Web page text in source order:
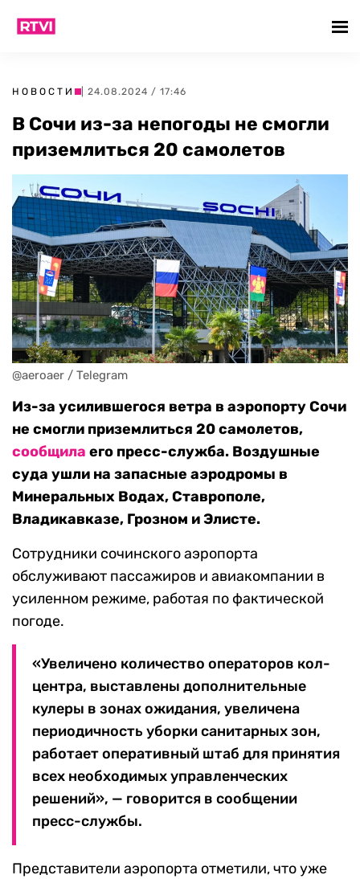
НОВОСТИ | 24.08.2024 / 17:46
В Сочи из-за непогоды не смогли
приземлиться 20 самолетов
@aeroaer / Telegram
Из-за усилившегося ветра в аэропорту Сочи
не смогли приземлиться 20 самолетов,
сообщила его пресс-служба. Воздушные
суда ушли на запасные аэродромы в
Минеральных Водах, Ставрополе,
Владикавказе, Грозном и Элисте.
Сотрудники сочинского аэропорта
обслуживают пассажиров и авиакомпании в
усиленном режиме, работая по фактической
погоде.
«Увеличено количество операторов кол-
центра, выставлены дополнительные
кулеры в зонах ожидания, увеличена
периодичность уборки санитарных зон,
работает оперативный штаб для принятия
всех необходимых управленческих
решений», — говорится в сообщении
пресс-службы.
Представители аэропорта отметили, что уже